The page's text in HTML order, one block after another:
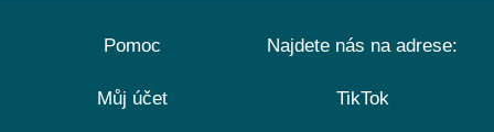
Pomoc
Můj účet
Najdete nás na adrese:
TikTok